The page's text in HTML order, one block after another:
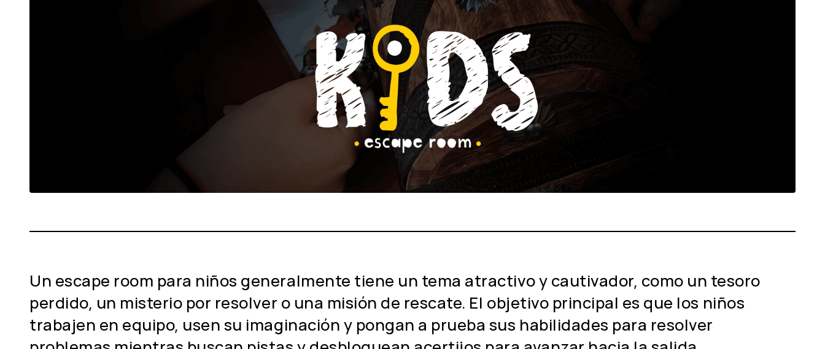
Un escape room para niños generalmente tiene un tema atractivo y cautivador, como un tesoro
perdido, un misterio por resolver o una misión de rescate. El objetivo principal es que los niños
trabajen en equipo, usen su imaginación y pongan a prueba sus habilidades para resolver